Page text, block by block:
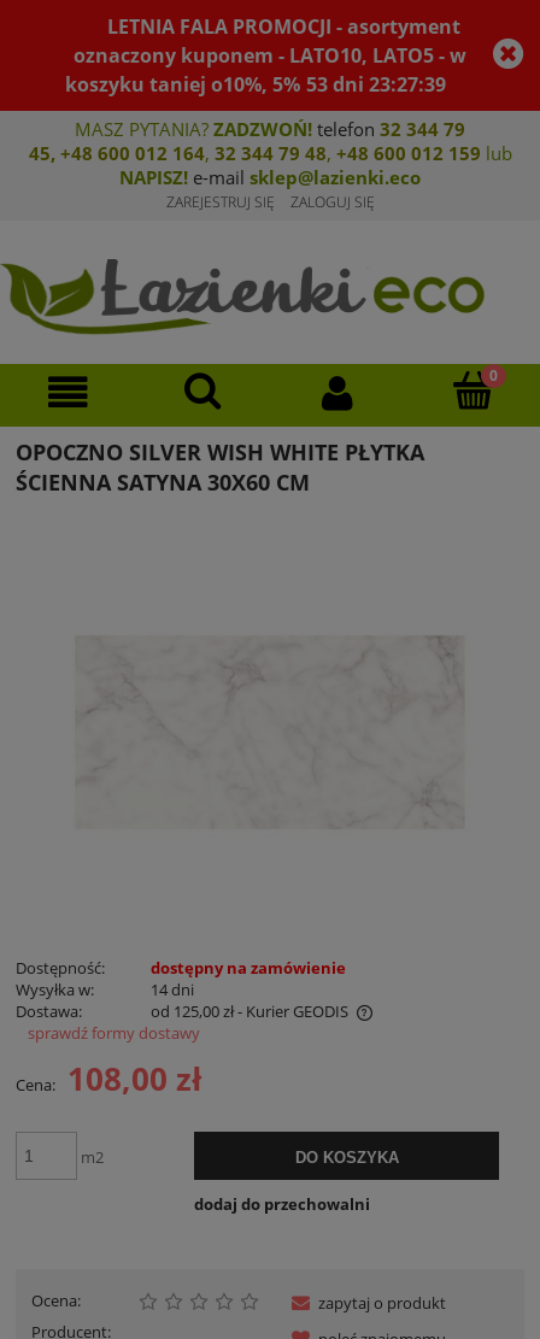
LETNIA FALA PROMOCJI - asortyment
oznaczony kuponem - LATO10, LATO5 - w
koszyku taniej o10%, 5% 53dni23:27:39
MASZ PYTANIA? ZADZWOŃ! telefon 32 344 79
45, +48 600 012 164, 32 344 79 48, +48 600 012 159 lub
NAPISZ! e-mail sklep@lazienki.eco
ZAREJESTRUJ SIĘ ZALOGUJ SIĘ
OPOCZNO SILVER WISH WHITE PŁYTKA
ŚCIENNA SATYNA 30X60 CM
Dostępność:
dostępny na zamówienie
Wysyłka w:
14 dni
Dostawa:
od 125,00 zł- Kurier GEODIS
Cena nie zawiera ewentualnych kosztów płatności
sprawdź formy dostawy
Cena: 108,00 zł
m2 DO KOSZYKA
dodaj do przechowalni
Ocena:
Producent:
zapytaj o produkt